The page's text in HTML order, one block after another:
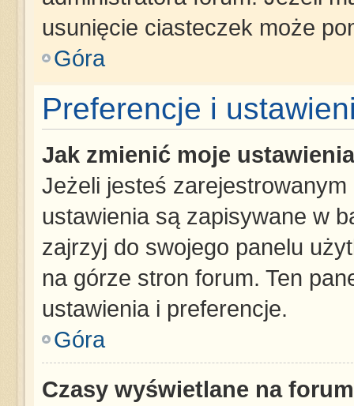
usunięcie ciasteczek może
Góra
Preferencje i
Jak zmienić moje
Jeżeli jesteś
ustawienia są zapisywane w
zajrzyj do swojego panelu
na górze stron forum. Ten
ustawienia i preferencje.
Góra
Czasy wyświetlane na